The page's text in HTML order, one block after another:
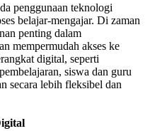
penggunaan teknologi
belajar-mengajar. Di zaman
penting dalam
mempermudah akses ke
digital, seperti
siswa dan guru
secara lebih fleksibel dan